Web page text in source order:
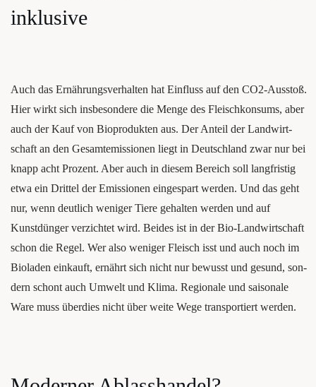
inklusive
Auch das Ernäh­rungs­ver­hal­ten hat Ein­fluss auf den CO2-Aus­stoß.
Hier wirkt sich ins­be­son­de­re die Men­ge des Fleisch­kon­sums, aber
auch der Kauf von Bio­pro­duk­ten aus. Der Anteil der Land­wirt­
schaft an den Gesamt­emis­sio­nen liegt in Deutsch­land zwar nur bei
knapp acht Pro­zent. Aber auch in die­sem Bereich soll lang­fris­tig
etwa ein Drit­tel der Emis­sio­nen ein­ge­spart wer­den. Und das geht
nur, wenn deut­lich weni­ger Tie­re gehal­ten wer­den und auf
Kunstdünger ver­zich­tet wird. Bei­des ist in der Bio-Land­wirt­schaft
schon die Regel. Wer also weni­ger Fleisch isst und auch noch im
Bio­la­den ein­kauft, ernährt sich nicht nur bewusst und gesund, son­
dern schont auch Umwelt und Kli­ma. Regio­na­le und sai­so­na­le
Ware muss überdies nicht über wei­te Wege trans­por­tiert werden.